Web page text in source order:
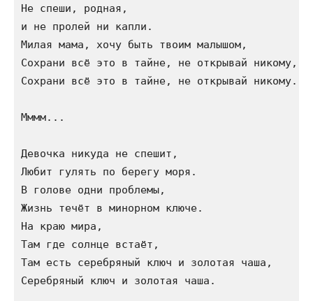
Не спеши, родная,
и не пролей ни капли.
Милая мама, хочу быть твоим малышом,
Сохрани всё это в тайне, не открывай никому,
Сохрани всё это в тайне, не открывай никому.
Мммм...
Девочка никуда не спешит,
Любит гулять по берегу моря.
В голове одни проблемы,
Жизнь течёт в минорном ключе.
На краю мира,
Там где солнце встаёт,
Там есть серебряный ключ и золотая чаша,
Серебряный ключ и золотая чаша.